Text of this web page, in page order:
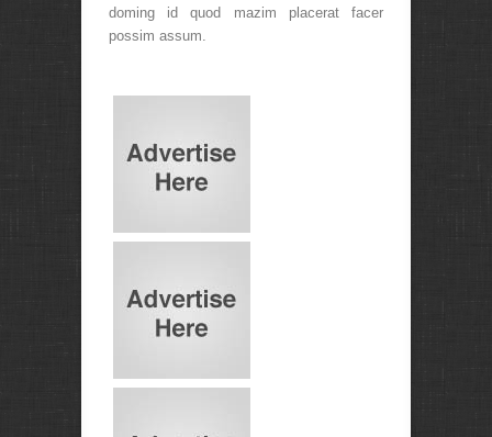
doming id quod mazim placerat facer
possim assum.